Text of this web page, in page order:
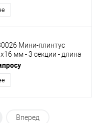
Мини-плинтус
мм - 3 секции - длина
Вперед